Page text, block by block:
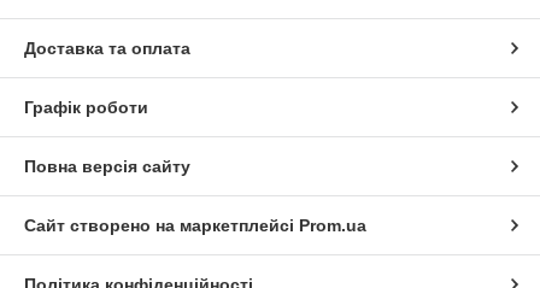
Доставка та оплата
Графік роботи
Повна версія сайту
Сайт створено на маркетплейсі Prom.ua